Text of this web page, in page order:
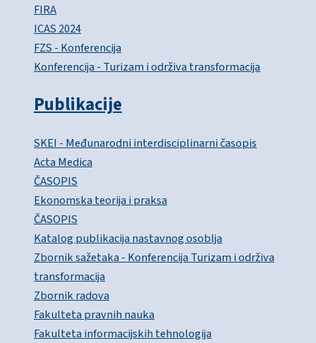
FIRA
ICAS 2024
FZS - Konferencija
Konferencija - Turizam i održiva transformacija
Publikacije
SKEI - Međunarodni interdisciplinarni časopis
Acta Medica
ČASOPIS
Ekonomska teorija i praksa
ČASOPIS
Katalog publikacija nastavnog osoblja
Zbornik sažetaka - Konferencija Turizam i održiva
transformacija
Zbornik radova
Fakulteta pravnih nauka
Fakulteta informacijskih tehnologija